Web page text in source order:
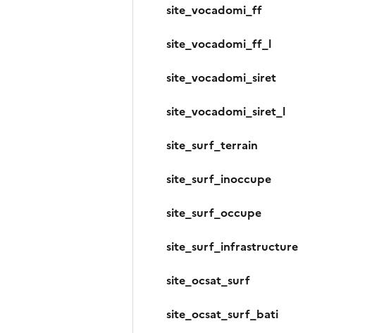
site_vocadomi_ff
site_vocadomi_ff_l
site_vocadomi_siret
site_vocadomi_siret_l
site_surf_terrain
site_surf_inoccupe
site_surf_occupe
site_surf_infrastructure
site_ocsat_surf
site_ocsat_surf_bati